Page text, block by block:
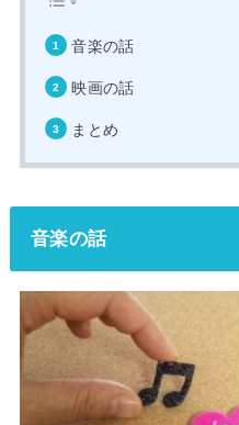
音楽の話
映画の話
まとめ
音楽の話